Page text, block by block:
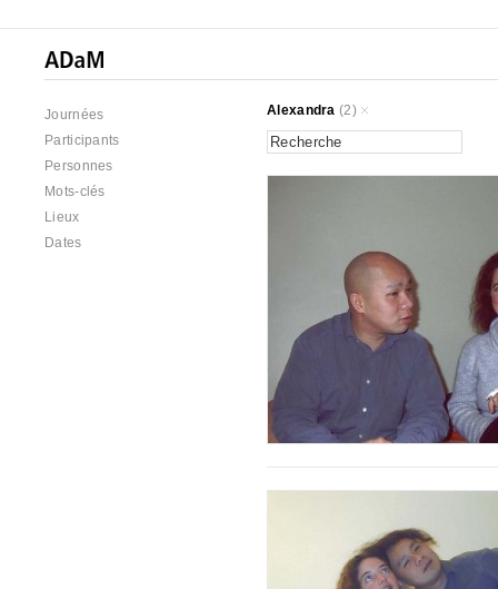
Journées
Participants
Personnes
Mots-clés
Lieux
Dates
Alexandra (2)